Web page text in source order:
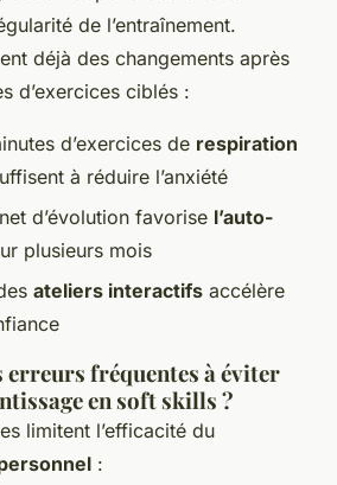
de l’entraînement.
déjà des changements après
d’exercices ciblés :
d’exercices de respiration
à réduire l’anxiété
d’évolution favorise l’auto-
plusieurs mois
ateliers interactifs accélère
erreurs fréquentes à éviter
en soft skills ?
limitent l’efficacité du
: